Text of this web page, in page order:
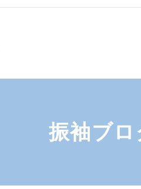
振袖ブロ